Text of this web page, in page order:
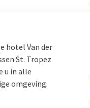
hotel Van der
St. Tropez
u in alle
omgeving.